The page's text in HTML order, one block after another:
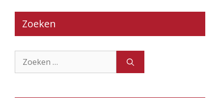
Zoeken
naar: